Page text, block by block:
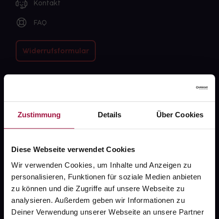
Zustimmung Details Über Cookies
Diese Webseite verwendet Cookies
Wir verwenden Cookies, um Inhalte und Anzeigen zu
personalisieren, Funktionen für soziale Medien anbieten
zu können und die Zugriffe auf unsere Webseite zu
analysieren. Außerdem geben wir Informationen zu
Deiner Verwendung unserer Webseite an unsere Partner
Kontakt
FAQ
Widerrufsformular
Über uns
Newsletter
PAYBACK
gesund-versorger.de